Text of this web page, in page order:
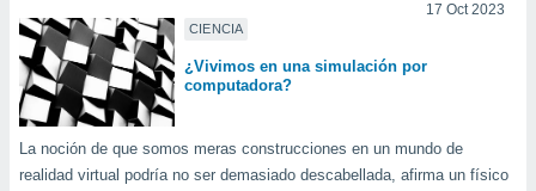
crear un
uso de
la
contenido
la
el
CIENCIA
17 Oct 2023
¿Vivimos en una simulación por
computadora?
La noción de que somos meras construcciones en un mundo de
realidad virtual podría no ser demasiado descabellada, afirma un físico